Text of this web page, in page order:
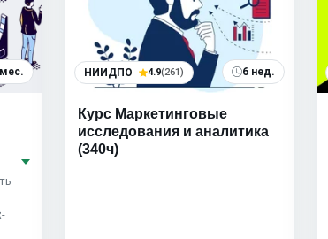
НИИДПО 4.9(261) 6 нед.
Курс Маркетинговые
исследования и аналитика
(340ч)